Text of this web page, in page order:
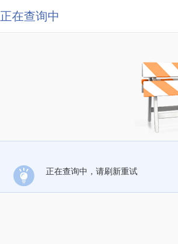
正在查询中
正在查询中，请刷新重试